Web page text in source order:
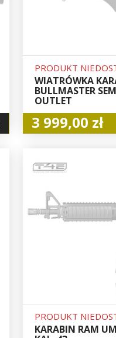
PRODUKT
WIATRÓWKA
BULLMASTER
OUTLET
3 999,00 zł
PRODUKT
KARABIN RAM